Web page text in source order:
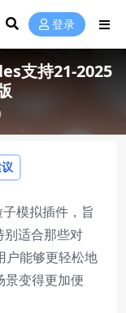
登录
支持21-2025
模拟插件，旨
适合那些对
户能够更轻松地
景变得更加便